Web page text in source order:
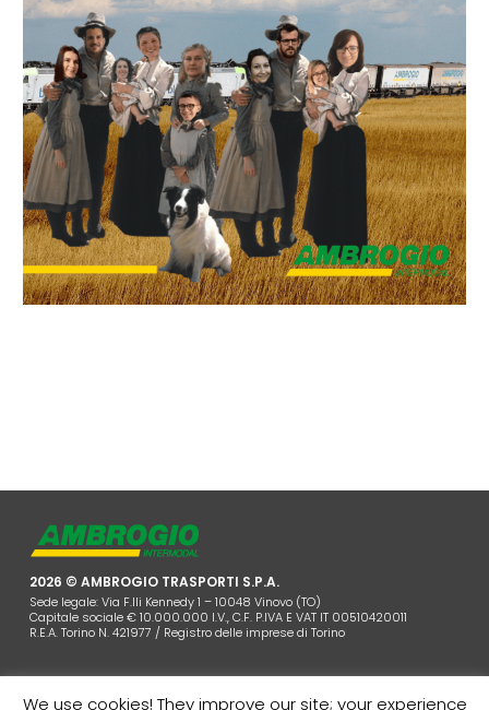
2026 © AMBROGIO TRASPORTI S.P.A.
Sede legale: Via F.lli Kennedy 1 – 10048 Vinovo (TO)
Capitale sociale € 10.000.000 I.V., C.F. P.IVA E VAT IT 00510420011
R.E.A. Torino N. 421977 / Registro delle imprese di Torino
We use cookies! They improve our site; your experience